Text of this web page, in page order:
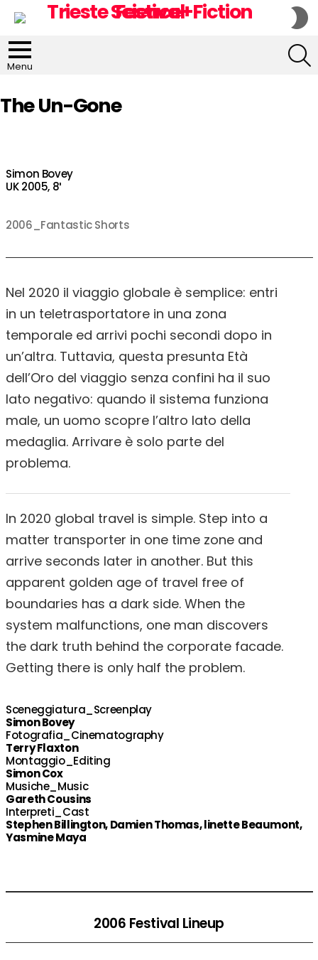
Menu
The Un-Gone
Simon Bovey
UK 2005, 8′
2006_Fantastic Shorts
Nel 2020 il viaggio globale è semplice: entri
in un teletrasportatore in una zona
temporale ed arrivi pochi secondi dopo in
un’altra. Tuttavia, questa presunta Età
dell’Oro del viaggio senza confini ha il suo
lato negativo: quando il sistema funziona
male, un uomo scopre l’altro lato della
medaglia. Arrivare è solo parte del
problema.
In 2020 global travel is simple. Step into a
matter transporter in one time zone and
arrive seconds later in another. But this
apparent golden age of travel free of
boundaries has a dark side. When the
system malfunctions, one man discovers
the dark truth behind the corporate facade.
Getting there is only half the problem.
Sceneggiatura_Screenplay
Simon Bovey
Fotografia_Cinematography
Terry Flaxton
Montaggio_Editing
Simon Cox
Musiche_Music
Gareth Cousins
Interpreti_Cast
Stephen Billington, Damien Thomas, linette Beaumont,
Yasmine Maya
2006 Festival Lineup